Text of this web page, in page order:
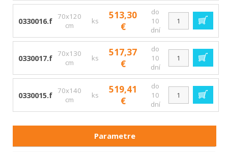
0330016.f
70x120
cm
ks
513,30
€
do
10
dní
0330017.f
70x130
cm
ks
517,37
€
do
10
dní
0330015.f
70x140
cm
ks
519,41
€
do
10
dní
Parametre